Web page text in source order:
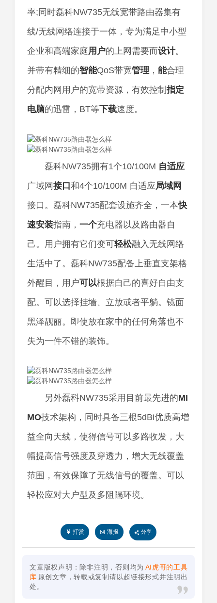
率;同时磊科NW735无线宽带路由器集有
线/无线网络连接于一体，专为满足中小型
企业和高端家庭用户的上网需要而设计。
并带有精细的智能QoS带宽管理 ， 能合理
分配内网用户的宽带资源，有效控制指定
电脑的迅雷，BT等下载速度。
磊科NW735拥有1个10/100M 自适应
广域网接口和4个10/100M 自适应局域网
接口。磊科NW735配套设施齐全，一本快
速安装指南， 一个充电器以及路由器自
己。用户拥有它们变可轻松融入无线网络
生活中了。磊科NW735配备上垂直支架格
外醒目，用户可以根据自己的喜好自由支
配。可以选择挂墙、立放或者平躺。镜面
黑泽靓丽。即使放在家中的任何角落也不
失为一件不错的装饰。
另外磊科NW735采用目前最先进的MI
MO技术架构，同时具备三根5dBi优质高增
益全向天线，使得信号可以多路收发，大
幅提高信号强度及穿透力，增大无线覆盖
范围，有效保障了无线信号的覆盖。可以
轻松应对大户型及多阻隔环境。
打赏 海报 分享
文章版权声明：除非注明，否则均为 AI虎哥的工具
库 原创文章，转载或复制请以超链接形式并注明出
处。